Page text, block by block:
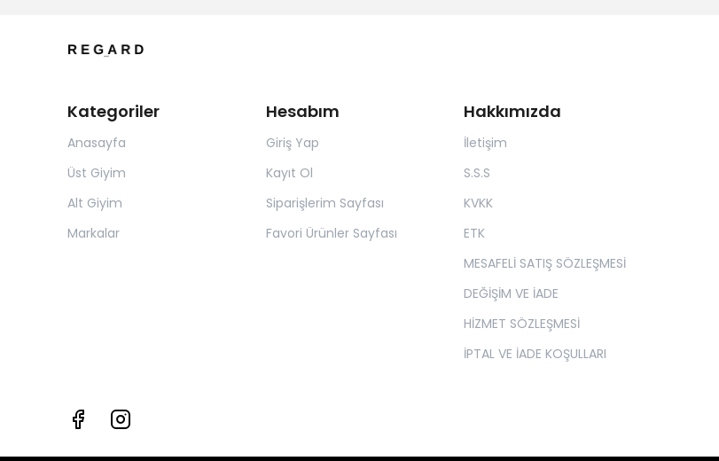
Kategoriler
Anasayfa
Üst Giyim
Alt Giyim
Markalar
Hesabım
Giriş Yap
Kayıt Ol
Siparişlerim Sayfası
Favori Ürünler Sayfası
Hakkımızda
İletişim
S.S.S
KVKK
ETK
MESAFELİ SATIŞ SÖZLEŞMESİ
DEĞİŞİM VE İADE
HİZMET SÖZLEŞMESİ
İPTAL VE İADE KOŞULLARI